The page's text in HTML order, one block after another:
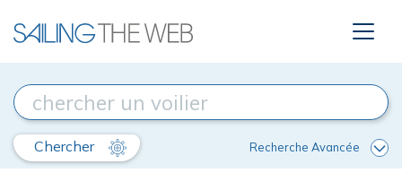
Chercher Recherche Avancée